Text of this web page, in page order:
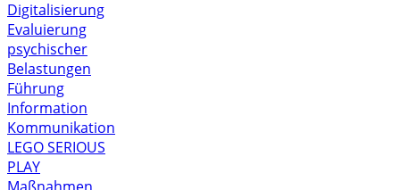
Digitalisierung
Evaluierung
psychischer
Belastungen
Führung
Information
Kommunikation
LEGO SERIOUS
PLAY